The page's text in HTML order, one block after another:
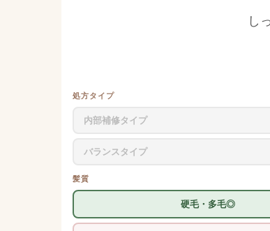
し
処方タイプ
内部補修タイプ
バランスタイプ
髪質
硬毛・多毛◎